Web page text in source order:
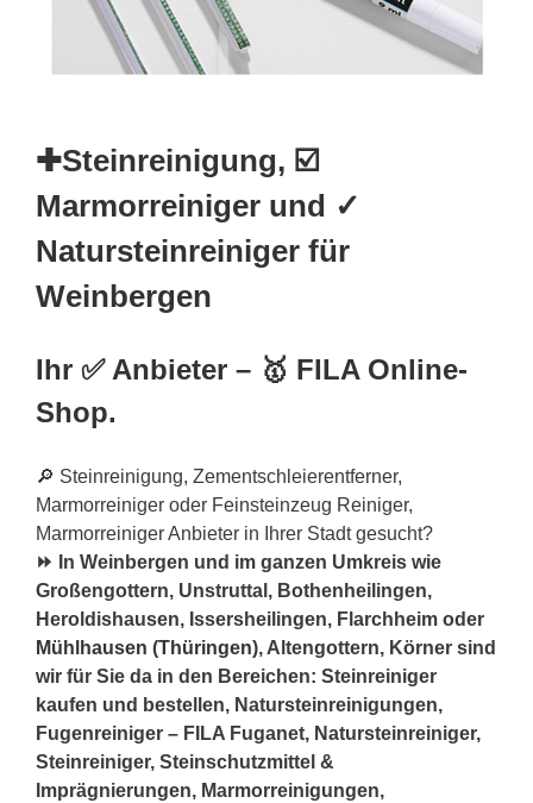
✚Steinreinigung, ☑️
Marmorreiniger und ✓
Natursteinreiniger für
Weinbergen
Ihr ✅ Anbieter – 🥇 FILA Online-
Shop.
🔎 Steinreinigung, Zementschleierentferner,
Marmorreiniger oder Feinsteinzeug Reiniger,
Marmorreiniger Anbieter in Ihrer Stadt gesucht?
⏩ In Weinbergen und im ganzen Umkreis wie
Großengottern, Unstruttal, Bothenheilingen,
Heroldishausen, Issersheilingen, Flarchheim oder
Mühlhausen (Thüringen), Altengottern, Körner sind
wir für Sie da in den Bereichen: Steinreiniger
kaufen und bestellen, Natursteinreinigungen,
Fugenreiniger – FILA Fuganet, Natursteinreiniger,
Steinreiniger, Steinschutzmittel &
Imprägnierungen, Marmorreinigungen,